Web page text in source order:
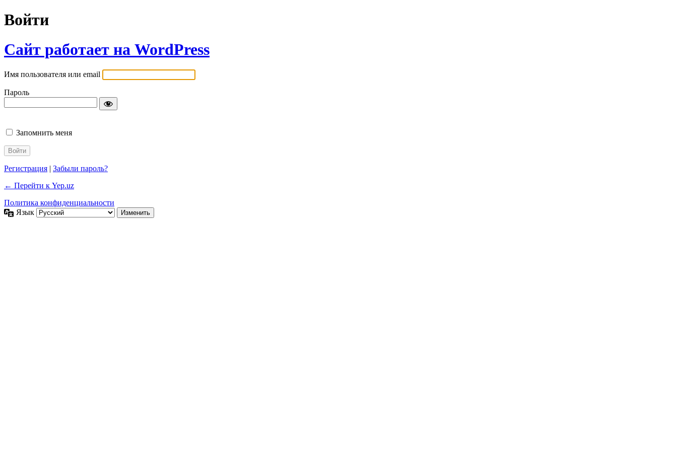
Войти
Сайт работает на WordPress
Имя пользователя или email
Пароль
Запомнить меня
Регистрация | Забыли пароль?
← Перейти к Yep.uz
Политика конфиденциальности
Язык